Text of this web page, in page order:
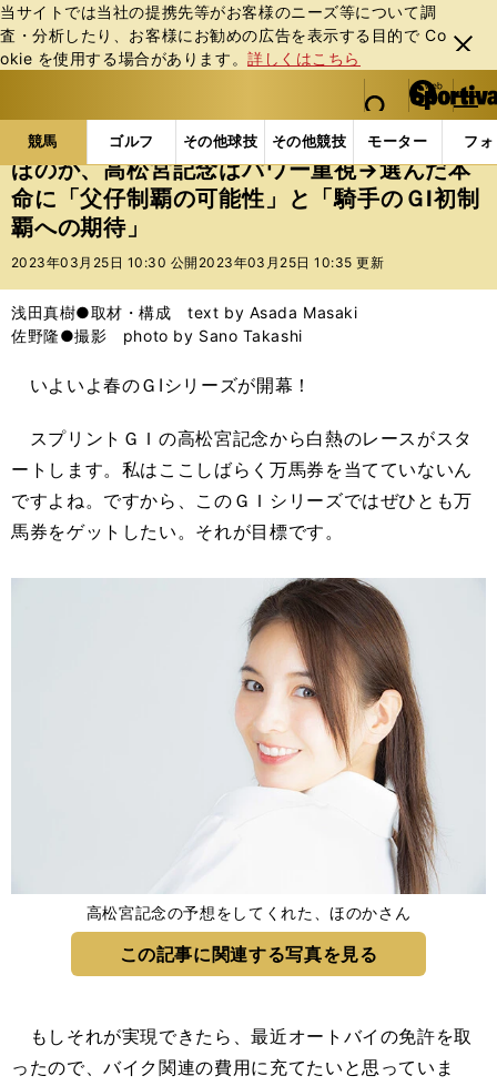
当サイトでは当社の提携先等がお客様のニーズ等について調
査・分析したり、お客様にお勧めの広告を表⽰する⽬的で Co
okie を使⽤する場合があります。詳しくはこちら
閉じ
る
web Sportiva (webスポルティーバ)
検索
マイペ
ー
ジ
メニュ
競馬 ゴルフ その他球技 その他競技 モーター フ
b
ス
ポ
ル
テ
ー
バ
競馬の記事一覧 競馬 ほのか、高松宮記念はパワー
ほのか、高松宮記念はパワー重視→選んだ本
命に「父仔制覇の可能性」と「騎手のＧⅠ初制
覇への期待」
2023年03月25日 10:30 公開 2023年03月25日 10:35 更新
浅田真樹●取材・構成 text by Asada Masaki
佐野隆●撮影 photo by Sano Takashi
いよいよ春のＧⅠシリーズが開幕！
スプリントＧＩの高松宮記念から白熱のレースがスタ
ートします。私はここしばらく万馬券を当てていないん
ですよね。ですから、このＧＩシリーズではぜひとも万
馬券をゲットしたい。それが目標です。
高松宮記念の予想をしてくれた、ほのかさん
この記事に関連する写真を見る
もしそれが実現できたら、最近オートバイの免許を取
ったので、バイク関連の費用に充てたいと思っていま